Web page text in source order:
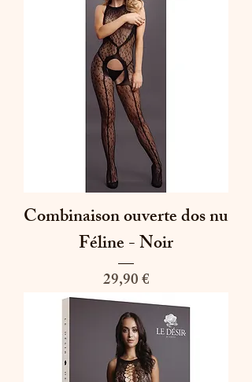
Combinaison ouverte dos nu
Féline - Noir
Prix
29,90 €